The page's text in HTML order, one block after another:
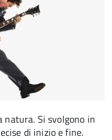
Si svolgono in
di inizio e fine.